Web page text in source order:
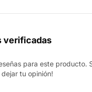
verificadas
para este producto.
tu opinión!